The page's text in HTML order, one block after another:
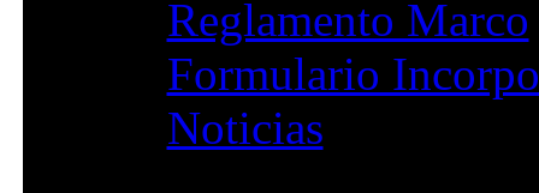
Reglamento Marco
Formulario
Noticias